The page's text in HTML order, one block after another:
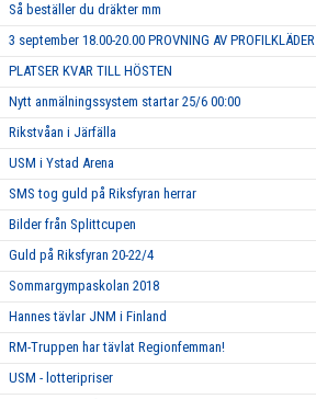
Så beställer du dräkter mm
3 september 18.00-20.00 PROVNING AV PROFILKLÄDER
PLATSER KVAR TILL HÖSTEN
Nytt anmälningssystem startar 25/6 00:00
Rikstvåan i Järfälla
USM i Ystad Arena
SMS tog guld på Riksfyran herrar
Bilder från Splittcupen
Guld på Riksfyran 20-22/4
Sommargympaskolan 2018
Hannes tävlar JNM i Finland
RM-Truppen har tävlat Regionfemman!
USM - lotteripriser